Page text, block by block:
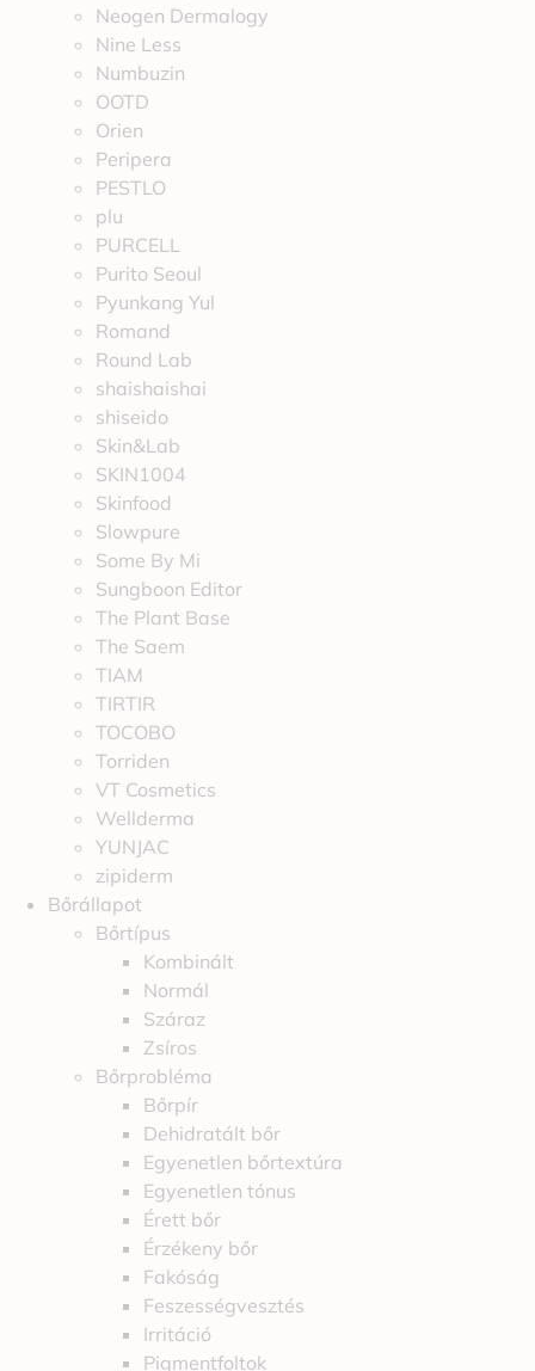
Neogen Dermalogy
Nine Less
Numbuzin
OOTD
Orien
Peripera
PESTLO
plu
PURCELL
Purito Seoul
Pyunkang Yul
Romand
Round Lab
shaishaishai
shiseido
Skin&Lab
SKIN1004
Skinfood
Slowpure
Some By Mi
Sungboon Editor
The Plant Base
The Saem
TIAM
TIRTIR
TOCOBO
Torriden
VT Cosmetics
Wellderma
YUNJAC
zipiderm
Bőrállapot
Bőrtípus
Kombinált
Normál
Száraz
Zsíros
Bőrprobléma
Bőrpír
Dehidratált bőr
Egyenetlen bőrtextúra
Egyenetlen tónus
Érett bőr
Érzékeny bőr
Fakóság
Feszességvesztés
Irritáció
Pigmentfoltok